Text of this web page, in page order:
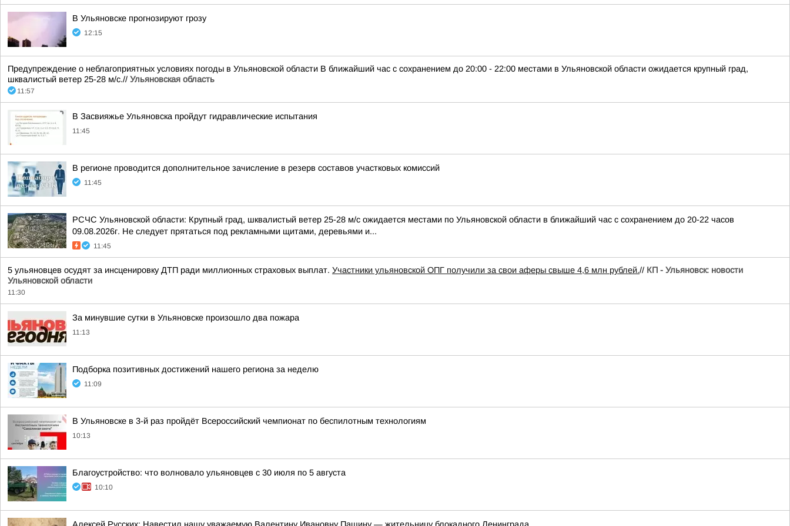
В Ульяновске прогнозируют грозу
12:15
Предупреждение о неблагоприятных условиях погоды в Ульяновской области В ближайший час с сохранением до 20:00 - 22:00 местами в Ульяновской области ожидается крупный град,
шквалистый ветер 25-28 м/с.// Ульяновская область
11:57
В Засвияжье Ульяновска пройдут гидравлические испытания
11:45
В регионе проводится дополнительное зачисление в резерв составов участковых комиссий
11:45
РСЧС Ульяновской области: Крупный град, шквалистый ветер 25-28 м/с ожидается местами по Ульяновской области в ближайший час с сохранением до 20-22 часов
09.08.2026г. Не следует прятаться под рекламными щитами, деревьями и...
11:45
5 ульяновцев осудят за инсценировку ДТП ради миллионных страховых выплат. Участники ульяновской ОПГ получили за свои аферы свыше 4,6 млн рублей.// КП - Ульяновск: новости
Ульяновской области
11:30
За минувшие сутки в Ульяновске произошло два пожара
11:13
Подборка позитивных достижений нашего региона за неделю
11:09
В Ульяновске в 3-й раз пройдёт Всероссийский чемпионат по беспилотным технологиям
10:13
Благоустройство: что волновало ульяновцев с 30 июля по 5 августа
10:10